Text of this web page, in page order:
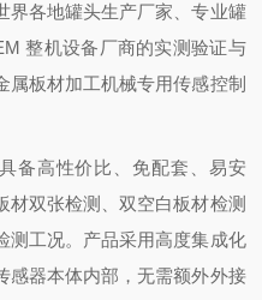
界各地罐头生产厂家、专业罐
整机设备厂商的实测验证与
板材加工机械专用传感控制
备高性价比、免配套、易安
材双张检测、双空白板材检测
测工况。产品采用高度集成化
感器本体内部，无需额外外接